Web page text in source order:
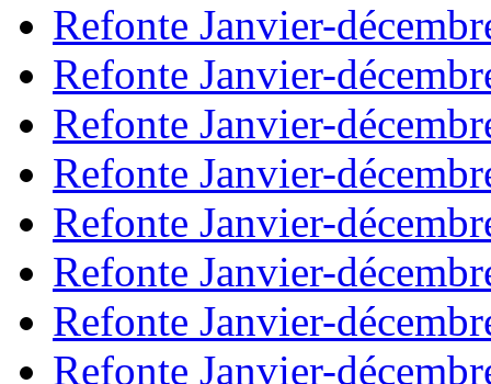
Refonte Janvier-
Refonte Janvier-
Refonte Janvier-
Refonte Janvier-
Refonte Janvier-
Refonte Janvier-
Refonte Janvier-
Refonte Janvier-